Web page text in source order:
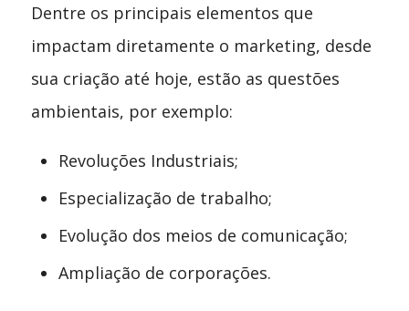
Dentre os principais elementos que
impactam diretamente o marketing, desde
sua criação até hoje, estão as questões
ambientais, por exemplo:
Revoluções Industriais;
Especialização de trabalho;
Evolução dos meios de comunicação;
Ampliação de corporações.